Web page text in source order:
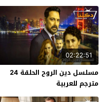
02:22:51
مسلسل دين الروح الحلقة 24
مترجم للعربية